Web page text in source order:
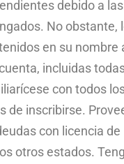
debido a
No obstante,
en su nombre
incluidas
con todos
de inscribirse.
con licencia
otros estados.